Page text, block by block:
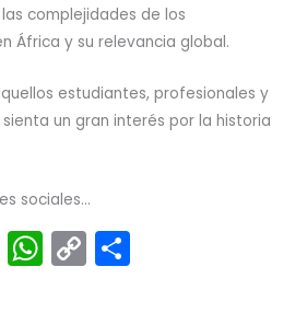
complejidades de los
África y su relevancia global.
estudiantes, profesionales y
un gran interés por la historia
sociales...
E
m
W
h
C
o